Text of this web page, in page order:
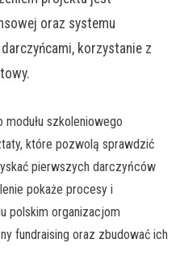
oraz systemu
korzystanie z
szkoleniowego
które pozwolą sprawdzić
pierwszych darczyńców
pokaże procesy i
polskim organizacjom
fundraising oraz zbudować ich